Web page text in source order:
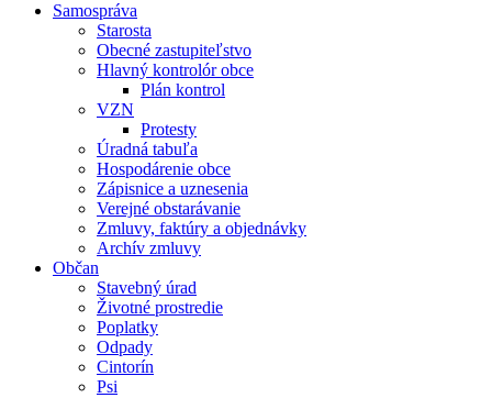
Samospráva
Starosta
Obecné zastupiteľstvo
Hlavný kontrolór obce
Plán kontrol
VZN
Protesty
Úradná tabuľa
Hospodárenie obce
Zápisnice a uznesenia
Verejné obstarávanie
Zmluvy, faktúry a objednávky
Archív zmluvy
Občan
Stavebný úrad
Životné prostredie
Poplatky
Odpady
Cintorín
Psi